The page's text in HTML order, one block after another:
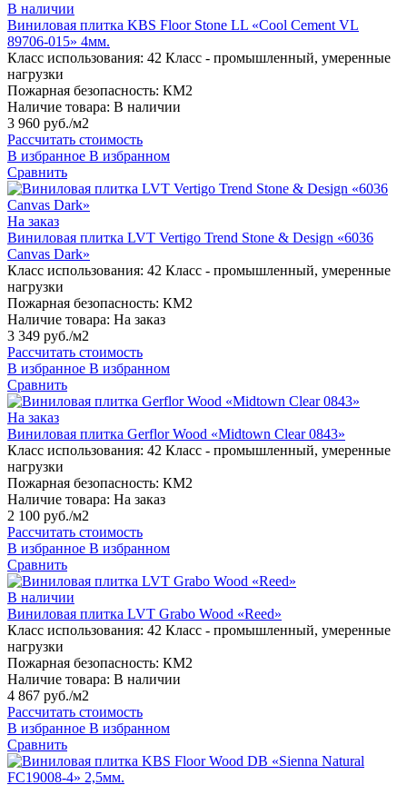
В наличии
Виниловая плитка KBS Floor Stone LL «Cool Cement VL
89706-015» 4мм.
Класс использования: 42 Класс - промышленный, умеренные
нагрузки
Пожарная безопасность: КМ2
Наличие товара: В наличии
3 960 руб./м2
Рассчитать стоимость
В избранное В избранном
Сравнить
На заказ
Виниловая плитка LVT Vertigo Trend Stone & Design «6036
Canvas Dark»
Класс использования: 42 Класс - промышленный, умеренные
нагрузки
Пожарная безопасность: КМ2
Наличие товара: На заказ
3 349 руб./м2
Рассчитать стоимость
В избранное В избранном
Сравнить
На заказ
Виниловая плитка Gerflor Wood «Midtown Clear 0843»
Класс использования: 42 Класс - промышленный, умеренные
нагрузки
Пожарная безопасность: КМ2
Наличие товара: На заказ
2 100 руб./м2
Рассчитать стоимость
В избранное В избранном
Сравнить
В наличии
Виниловая плитка LVT Grabo Wood «Reed»
Класс использования: 42 Класс - промышленный, умеренные
нагрузки
Пожарная безопасность: КМ2
Наличие товара: В наличии
4 867 руб./м2
Рассчитать стоимость
В избранное В избранном
Сравнить